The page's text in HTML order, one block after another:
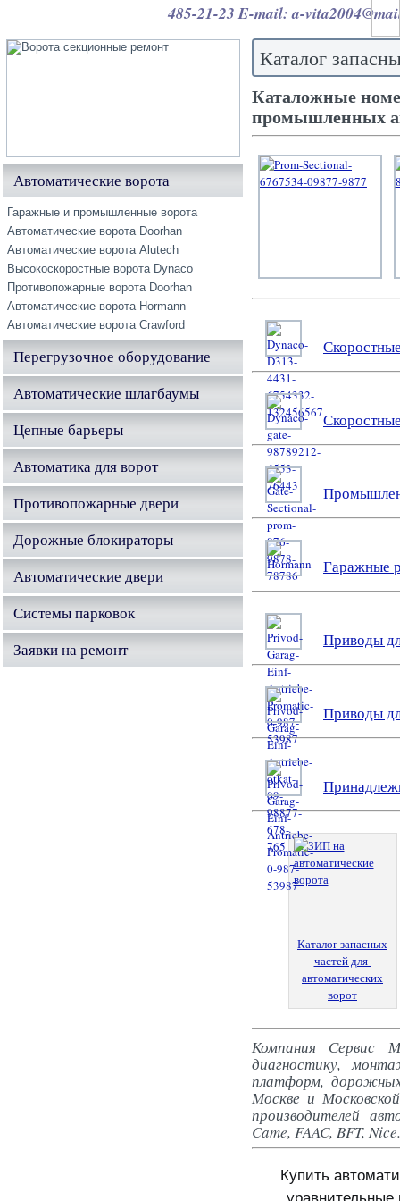
485-21-23 E-mail: a-
Автоматические ворота
Гаражные и промышленные ворота
Автоматические ворота Doorhan
Автоматические ворота Alutech
Высокоскоростные ворота Dynaco
Противопожарные ворота Doorhan
Автоматические ворота Hormann
Автоматические ворота Crawford
Перегрузочное оборудование
Автоматические шлагбаумы
Цепные барьеры
Автоматика для ворот
Противопожарные двери
Дорожные блокираторы
Автоматические двери
Системы парковок
Заявки на ремонт
Каталог
Каталожные
промышленных
Гаражные
Приводы
Приводы
Каталог запасных
частей для
автоматических
ворот
Компания Сервис
диагностику,
платформ,
Москве и
производителей
Came, FAAC, BFT, Nice.
Купить